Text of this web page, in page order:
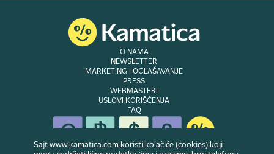
O NAMA
NEWSLETTER
MARKETING I OGLAŠAVANJE
PRESS
WEBMASTERI
USLOVI KORIŠĆENJA
FAQ
Sajt www.kamatica.com koristi kolačiće (cookies) koji